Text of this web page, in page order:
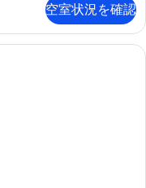
空室状況を確認